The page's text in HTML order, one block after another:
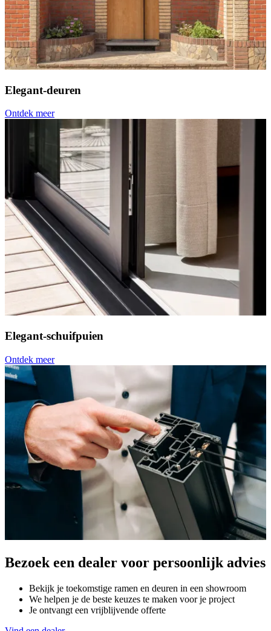
Elegant-deuren
Ontdek meer
Elegant-schuifpuien
Ontdek meer
Bezoek een dealer voor persoonlijk advies
Bekijk je toekomstige ramen en deuren in een showroom
We helpen je de beste keuzes te maken voor je project
Je ontvangt een vrijblijvende offerte